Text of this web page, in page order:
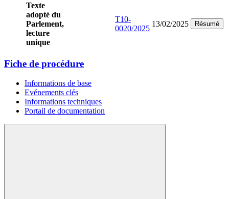
Texte
adopté du
Parlement,
lecture
unique
T10-
0020/2025
13/02/2025 Résumé
Fiche de procédure
Informations de base
Evénements clés
Informations techniques
Portail de documentation